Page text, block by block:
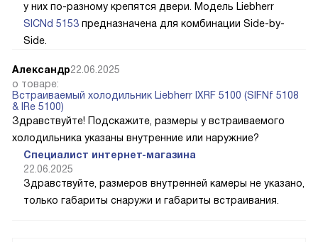
у них по-разному крепятся двери. Модель Liebherr
SICNd 5153 предназначена для комбинации Side-by-
Side.
Александр22.06.2025
о товаре:
Встраиваемый холодильник Liebherr IXRF 5100 (SIFNf 5108
& IRe 5100)
Здравствуйте! Подскажите, размеры у встраиваемого
холодильника указаны внутренние или наружние?
Специалист интернет-магазина
22.06.2025
Здравствуйте, размеров внутренней камеры не указано,
только габариты снаружи и габариты встраивания.